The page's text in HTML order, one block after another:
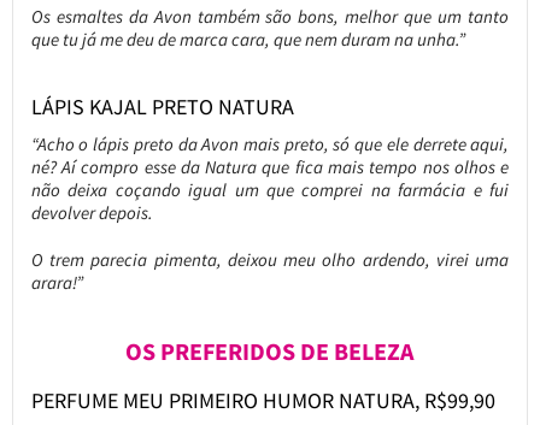
Os esmaltes da Avon também são bons, melhor que um tanto
que tu já me deu de marca cara, que nem duram na unha.”
LÁPIS KAJAL PRETO NATURA
“Acho o lápis preto da Avon mais preto, só que ele derrete aqui,
né? Aí compro esse da Natura que fica mais tempo nos olhos e
não deixa coçando igual um que comprei na farmácia e fui
devolver depois.
O trem parecia pimenta, deixou meu olho ardendo, virei uma
arara!”
OS PREFERIDOS DE BELEZA
PERFUME MEU PRIMEIRO HUMOR NATURA, R$99,90